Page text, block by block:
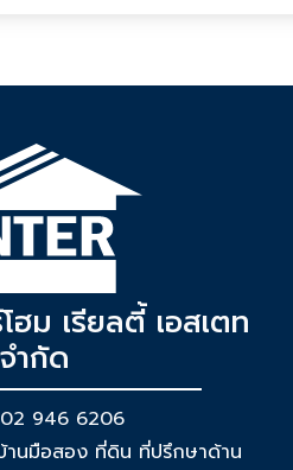
ฮม เรียลตี้ เอสเตท
จำกัด
02 946 6206
นมือสอง ที่ดิน ที่ปรึกษาด้าน